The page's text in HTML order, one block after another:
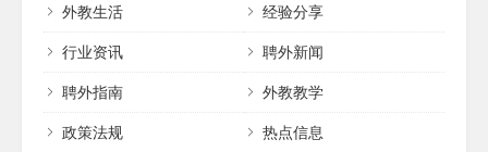
鉴。...外教生活
经验分享
行业资讯
聘外新闻
聘外指南
外教教学
政策法规
热点信息